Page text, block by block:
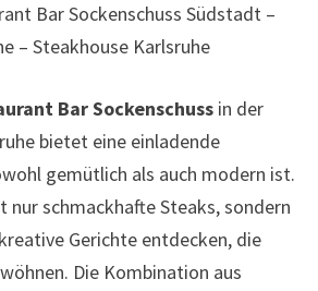
Bar Sockenschuss Südstadt –
– Steakhouse Karlsruhe
Bar Sockenschussin der
bietet eine einladende
gemütlich als auch modern ist.
nur schmackhafte Steaks, sondern
Gerichte entdecken, die
Die Kombination aus